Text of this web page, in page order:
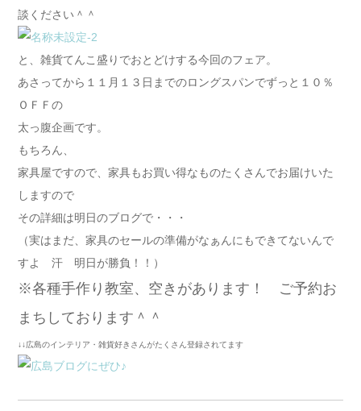
談ください＾＾
と、雑貨てんこ盛りでおとどけする今回のフェア。
あさってから１１月１３日までのロングスパンでずっと１０％
ＯＦＦの
太っ腹企画です。
もちろん、
家具屋ですので、家具もお買い得なものたくさんでお届けいた
しますので
その詳細は明日のブログで・・・
（実はまだ、家具のセールの準備がなぁんにもできてないんで
すよ 汗 明日が勝負！！）
※各種手作り教室、空きがあります！ ご予約お
まちしております＾＾
↓↓広島のインテリア・雑貨好きさんがたくさん登録されてます